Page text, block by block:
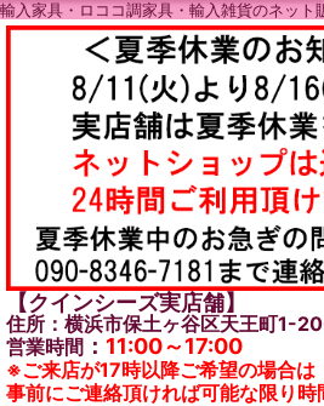
輸入家具・ロココ調家具・輸入雑貨のネッ
【クインシーズ実店舗】
住所：横浜市保土ヶ谷区天王町1-
営業時間 ： 11:00～17:00
※ご来店が17時以降ご希望の場合は
事前にご連絡頂ければ可能な限り時